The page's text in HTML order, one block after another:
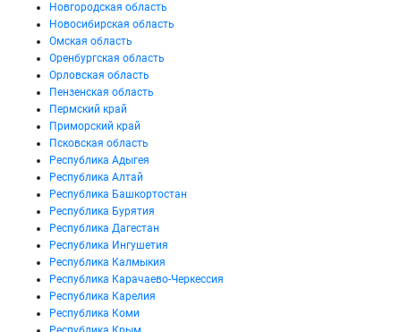
Новгородская область
Новосибирская область
Омская область
Оренбургская область
Орловская область
Пензенская область
Пермский край
Приморский край
Псковская область
Республика Адыгея
Республика Алтай
Республика Башкортостан
Республика Бурятия
Республика Дагестан
Республика Ингушетия
Республика Калмыкия
Республика Карачаево-Черкессия
Республика Карелия
Республика Коми